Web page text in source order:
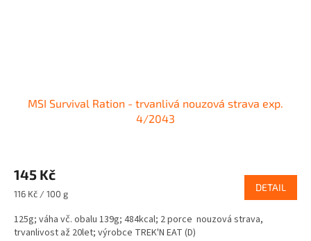
MSI Survival Ration - trvanlivá nouzová strava exp.
4/2043
145 Kč
Měrná
116 Kč / 100 g
DETAIL
125g; váha vč. obalu 139g; 484kcal; 2 porce nouzová strava,
trvanlivost až 20let; výrobce TREK'N EAT (D)